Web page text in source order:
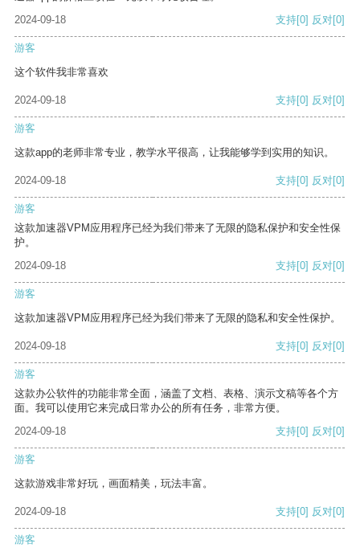
2024-09-18
支持[0] 反对[0]
游客
这个软件我非常喜欢
2024-09-18 支持[0] 反对[0]
游客
这款app的老师非常专业，教学水平很高，让我能够学到实用的知识。
2024-09-18 支持[0] 反对[0]
游客
这款加速器VPM应用程序已经为我们带来了无限的隐私保护和安全性保
护。
2024-09-18
支持[0] 反对[0]
游客
这款加速器VPM应用程序已经为我们带来了无限的隐私和安全性保护。
2024-09-18 支持[0] 反对[0]
游客
这款办公软件的功能非常全面，涵盖了文档、表格、演示文稿等各个方
面。我可以使用它来完成日常办公的所有任务，非常方便。
2024-09-18
支持[0] 反对[0]
游客
这款游戏非常好玩，画面精美，玩法丰富。
2024-09-18 支持[0] 反对[0]
游客